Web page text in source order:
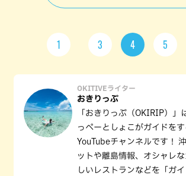
1 3 4 5
OKITIVEライター
おきりっぷ
「おきりっぷ（OKIRIP）」
っペーとしょこがガイドを
YouTubeチャンネルです！
ットや離島情報、オシャレ
しいレストランなどを「ガ